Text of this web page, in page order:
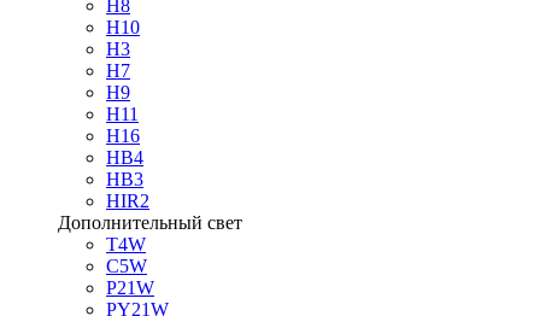
H8
H10
H3
H7
H9
H11
H16
HB4
HB3
HIR2
Дополнительный свет
T4W
C5W
P21W
PY21W